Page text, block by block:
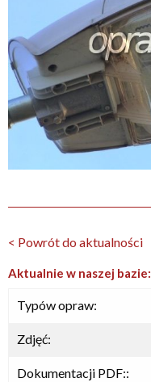
< Powrót do aktualności
Aktualnie w naszej bazie:
Typów opraw:
Zdjęć:
Dokumentacji PDF::